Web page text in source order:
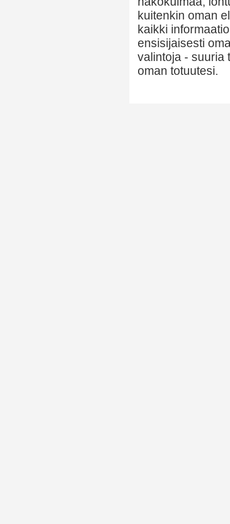
kuitenkin oman
kaikki
ensisijaisesti
valintoja - suuria
oman totuutesi.